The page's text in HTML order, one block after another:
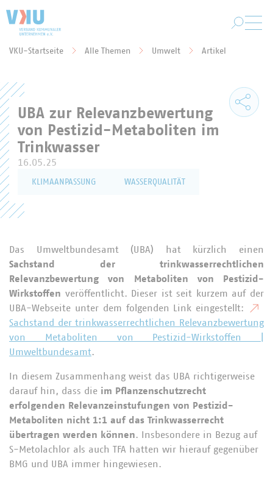
VKU-Startseite Alle Themen Umwelt Artikel
UBA zur Relevanzbewertung
von Pestizid-Metaboliten im
Trinkwasser
16.05.25
KLIMAANPASSUNG WASSERQUALITÄT
Das Umweltbundesamt (UBA) hat kürzlich einen
Sachstand der trinkwasserrechtlichen
Relevanzbewertung von Metaboliten von Pestizid-
Wirkstoffen veröffentlicht. Dieser ist seit kurzem auf der
UBA-Webseite unter dem folgenden Link eingestellt:
Sachstand der trinkwasserrechtlichen Relevanzbewertung
von Metaboliten von Pestizid-Wirkstoffen |
Umweltbundesamt.
In diesem Zusammenhang weist das UBA richtigerweise
darauf hin, dass die im Pflanzenschutzrecht
erfolgenden Relevanzeinstufungen von Pestizid-
Metaboliten nicht 1:1 auf das Trinkwasserrecht
übertragen werden
können. Insbesondere in Bezug auf
S-Metolachlor als auch TFA hatten wir hierauf gegenüber
BMG und UBA immer hingewiesen.